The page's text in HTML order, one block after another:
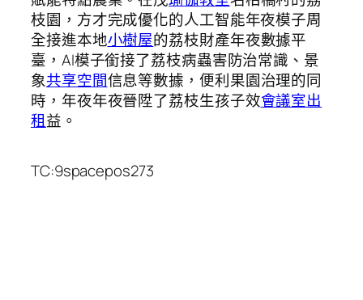
枝園，方才完成優化的人工智能年夜模子周
全接進本地小樹屋的荔枝財產年夜數據平
臺，AI模子銜接了荔枝病蟲害防治常識、景
象共享空間信息等數據，便利果園治理的同
時，年夜年夜晉陞了荔枝生孩子效會議室出
租益。
TC:9spacepos273